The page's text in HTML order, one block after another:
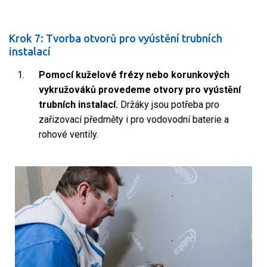
Krok 7: Tvorba otvorů pro vyústění trubních
instalací
Pomocí kuželové frézy nebo korunkových
vykružováků provedeme otvory pro vyústění
trubních instalací. Držáky jsou potřeba pro
zařizovací předměty i pro vodovodní baterie a
rohové ventily.